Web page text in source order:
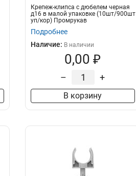
Крепеж-клипса с дюбелем черная
д16 в малой упаковке (10шт/900шт
уп/кор) Промрукав
Подробнее
Наличие: В наличии
0,00 ₽
– +
В корзину